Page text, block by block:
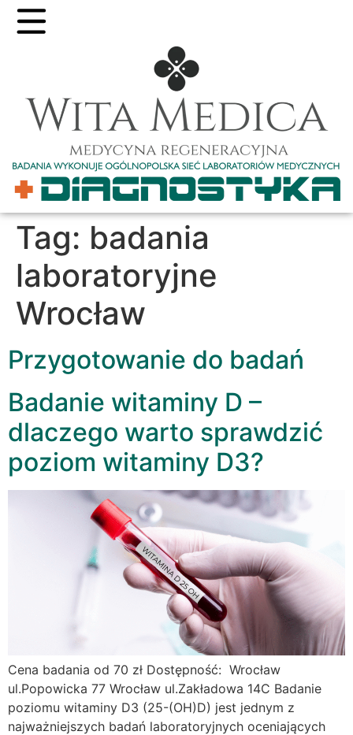
Tag: badania
laboratoryjne
Wrocław
Przygotowanie do badań
Badanie witaminy D –
dlaczego warto sprawdzić
poziom witaminy D3?
Cena badania od 70 zł Dostępność: Wrocław
ul.Popowicka 77 Wrocław ul.Zakładowa 14C Badanie
poziomu witaminy D3 (25-(OH)D) jest jednym z
najważniejszych badań laboratoryjnych oceniających